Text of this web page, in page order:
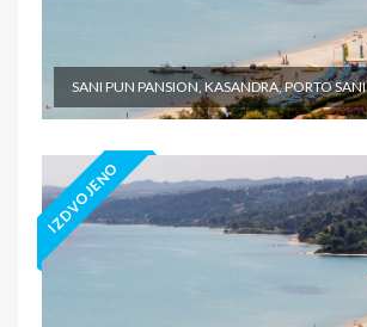
SANI PUN PANSION, KASANDRA, PORTO SANI
IZDVOJENO